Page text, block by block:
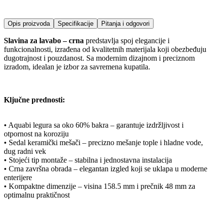
Opis proizvoda Specifikacije Pitanja i odgovori
Slavina za lavabo – crna predstavlja spoj elegancije i
funkcionalnosti, izrađena od kvalitetnih materijala koji obezbeđuju
dugotrajnost i pouzdanost. Sa modernim dizajnom i preciznom
izradom, idealan je izbor za savremena kupatila.
Ključne prednosti:
• Aquabi legura sa oko 60% bakra – garantuje izdržljivost i
otpornost na koroziju
• Sedal keramički mešači – precizno mešanje tople i hladne vode,
dug radni vek
• Stojeći tip montaže – stabilna i jednostavna instalacija
• Crna završna obrada – elegantan izgled koji se uklapa u moderne
enterijere
• Kompaktne dimenzije – visina 158.5 mm i prečnik 48 mm za
optimalnu praktičnost